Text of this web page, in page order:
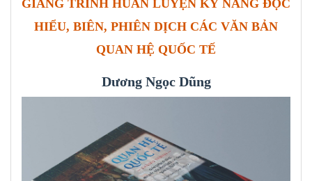
GIẢNG TRÌNH HUẤN LUYỆN KỸ NĂNG ĐỌC
HIỂU, BIÊN, PHIÊN DỊCH CÁC VĂN BẢN
QUAN HỆ QUỐC TẾ
Dương Ngọc Dũng